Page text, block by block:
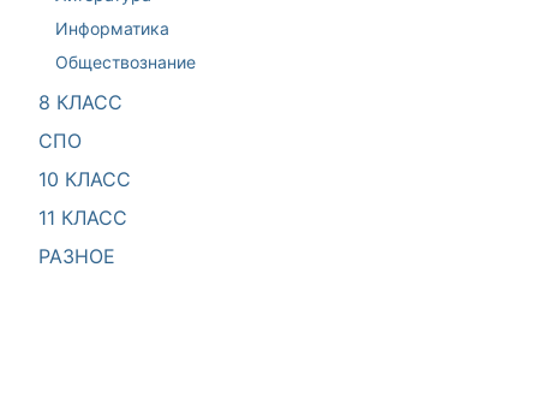
Информатика
Обществознание
8 КЛАСС
СПО
10 КЛАСС
11 КЛАСС
РАЗНОЕ